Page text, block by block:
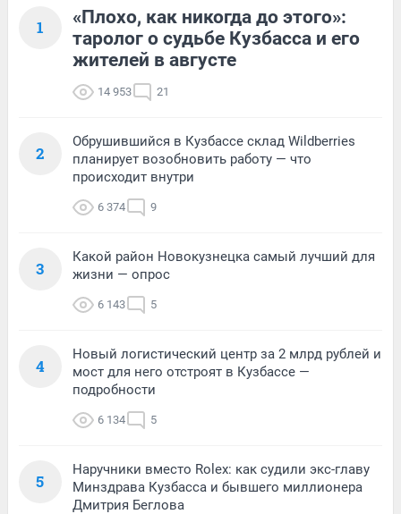
1
«Плохо, как никогда до этого»:
таролог о судьбе Кузбасса и его
жителей в августе
14 953 21
2
Обрушившийся в Кузбассе склад Wildberries
планирует возобновить работу — что
происходит внутри
6 374 9
3
Какой район Новокузнецка самый лучший для
жизни — опрос
6 143 5
4
Новый логистический центр за 2 млрд рублей и
мост для него отстроят в Кузбассе —
подробности
6 134 5
5
Наручники вместо Rolex: как судили экс-главу
Минздрава Кузбасса и бывшего миллионера
Дмитрия Беглова